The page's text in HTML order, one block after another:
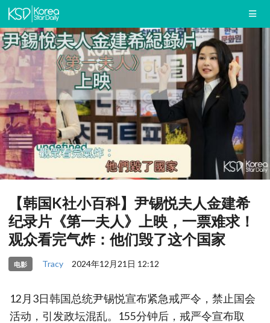
【韩国K社小百科】尹锡悦夫人金建希
纪录片《第一夫人》上映，一票难求！
观众看完气炸：他们毁了这个国家
电影 Tracy 2024年12月21日 12:12
12月3日韩国总统尹锡悦宣布紧急戒严令，禁止国会
活动，引发政坛混乱。155分钟后，戒严令宣布取